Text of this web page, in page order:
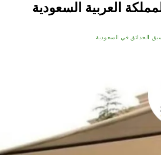
العربية السعودية
الحدائق في السعودية